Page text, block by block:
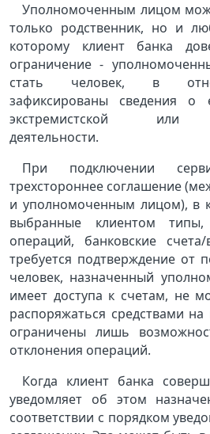
Уполномоченным лицом
только родственник, но и
которому клиент банка
ограничение -
стать человек, в
зафиксированы сведения о
экстремистской или
деятельности.
При подключении
трехстороннее соглашение
и уполномоченным лицом), в
выбранные клиентом
операций, банковские
требуется подтверждение от
человек, назначенный
имеет доступа к счетам, не
распоряжаться средствами
ограничены лишь
отклонения операций.
Когда клиент банка
уведомляет об этом
соответствии с порядком